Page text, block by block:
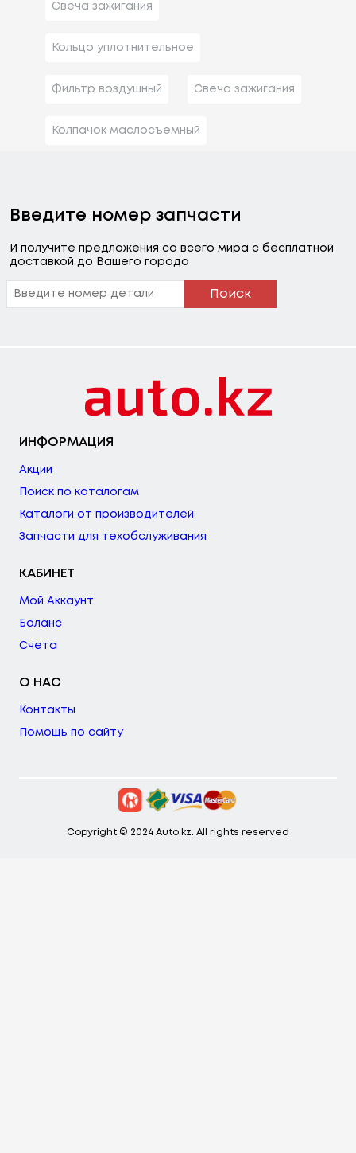
Свеча зажигания
Кольцо уплотнительное
Фильтр воздушный Свеча зажигания
Колпачок маслосъемный
Введите номер запчасти
И получите предложения со всего мира с бесплатной
доставкой до Вашего города
Поиск
ИНФОРМАЦИЯ
Акции
Поиск по каталогам
Каталоги от производителей
Запчасти для техобслуживания
КАБИНЕТ
Мой Аккаунт
Баланс
Счета
О НАС
Контакты
Помощь по сайту
Copyright © 2024 Auto.kz. All rights reserved